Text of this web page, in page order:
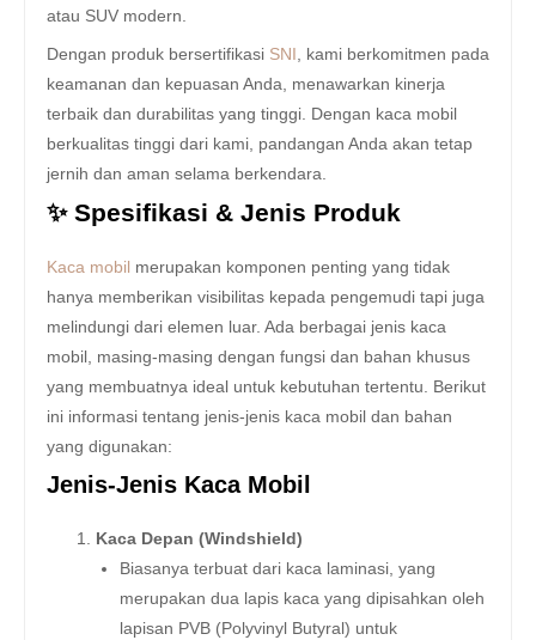
atau SUV modern.
Dengan produk bersertifikasi SNI
, kami berkomitmen pada
keamanan dan kepuasan Anda, menawarkan kinerja
terbaik dan durabilitas yang tinggi. Dengan kaca mobil
berkualitas tinggi dari kami, pandangan Anda akan tetap
jernih dan aman selama berkendara.
✨ Spesifikasi & Jenis Produk
Kaca mobil merupakan komponen penting yang tidak
hanya memberikan visibilitas kepada pengemudi tapi juga
melindungi dari elemen luar. Ada berbagai jenis kaca
mobil, masing-masing dengan fungsi dan bahan khusus
yang membuatnya ideal untuk kebutuhan tertentu. Berikut
ini informasi tentang jenis-jenis kaca mobil dan bahan
yang digunakan:
Jenis-Jenis Kaca Mobil
Kaca Depan (Windshield)
Biasanya terbuat dari kaca laminasi, yang
merupakan dua lapis kaca yang dipisahkan oleh
lapisan PVB (Polyvinyl Butyral) untuk